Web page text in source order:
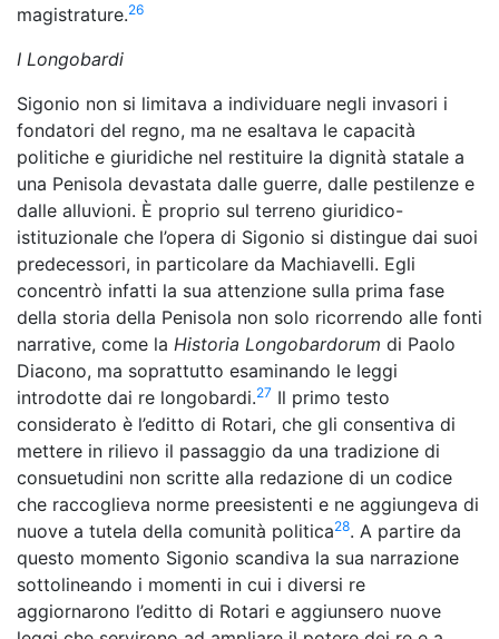
magistrature.26
I Longobardi
Sigonio non si limitava a individuare negli invasori i
fondatori del regno, ma ne esaltava le capacità
politiche e giuridiche nel restituire la dignità statale a
una Penisola devastata dalle guerre, dalle pestilenze e
dalle alluvioni. È proprio sul terreno giuridico-
istituzionale che l’opera di Sigonio si distingue dai suoi
predecessori, in particolare da Machiavelli. Egli
concentrò infatti la sua attenzione sulla prima fase
della storia della Penisola non solo ricorrendo alle fonti
narrative, come la Historia Longobardorum di Paolo
Diacono, ma soprattutto esaminando le leggi
introdotte dai re longobardi.27 Il primo testo
considerato è l’editto di Rotari, che gli consentiva di
mettere in rilievo il passaggio da una tradizione di
consuetudini non scritte alla redazione di un codice
che raccoglieva norme preesistenti e ne aggiungeva di
nuove a tutela della comunità politica28. A partire da
questo momento Sigonio scandiva la sua narrazione
sottolineando i momenti in cui i diversi re
aggiornarono l’editto di Rotari e aggiunsero nuove